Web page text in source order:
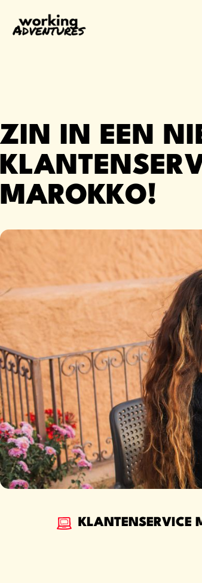
ZIN IN EEN
MAROKKO!
KLANTENSERVICE